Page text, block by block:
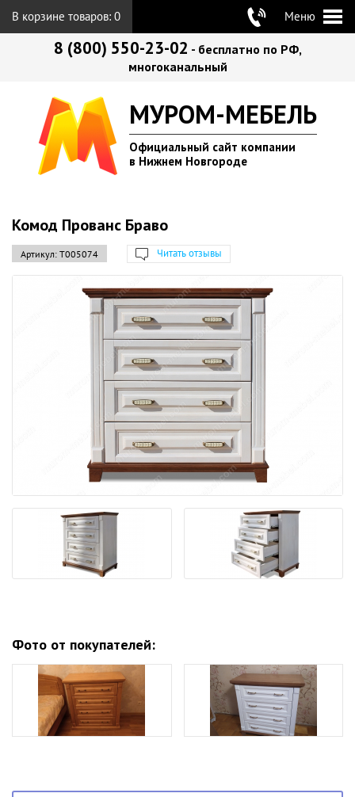
В корзине товаров: 0 Меню
8 (800) 550-23-02 - бесплатно по РФ,
многоканальный
МУРОМ-МЕБЕЛЬ
Официальный сайт компании
в Нижнем Новгороде
Комод Прованс Браво
Артикул: Т005074 Читать отзывы
Фото от покупателей: